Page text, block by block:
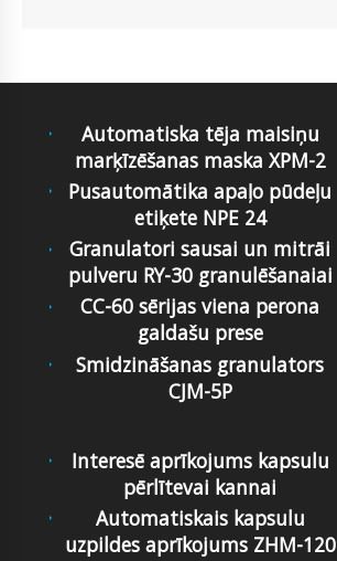
Automatiska tēja maisiņu
marķīzēšanas maska XPM-2
Pusautomātika apaļo pūdeļu
etiķete NPE 24
Granulatori sausai un mitrāi
pulveru RY-30 granulēšanaiai
CC-60 sērijas viena perona
galdašu prese
Smidzināšanas granulators
CJM-5P
Interesē aprīkojums kapsulu
pērlītevai kannai
Automatiskais kapsulu
uzpildes aprīkojums ZHM-120